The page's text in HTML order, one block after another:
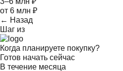
от 6 млн ₽
← Назад
Шаг из
Когда планируете покупку?
Готов начать сейчас
В течение месяца